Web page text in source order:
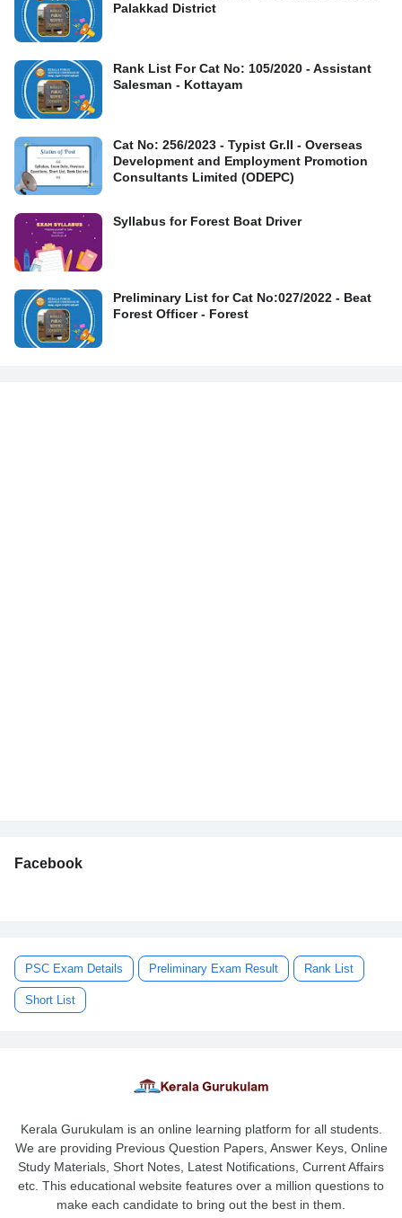
Palakkad District
Rank List For Cat No: 105/2020 - Assistant
Salesman - Kottayam
Cat No: 256/2023 - Typist Gr.II - Overseas
Development and Employment Promotion
Consultants Limited (ODEPC)
Syllabus for Forest Boat Driver
Preliminary List for Cat No:027/2022 - Beat
Forest Officer - Forest
Facebook
PSC Exam Details Preliminary Exam Result Rank List
Short List
Kerala Gurukulam is an online learning platform for all students.
We are providing Previous Question Papers, Answer Keys, Online
Study Materials, Short Notes, Latest Notifications, Current Affairs
etc. This educational website features over a million questions to
make each candidate to bring out the best in them.